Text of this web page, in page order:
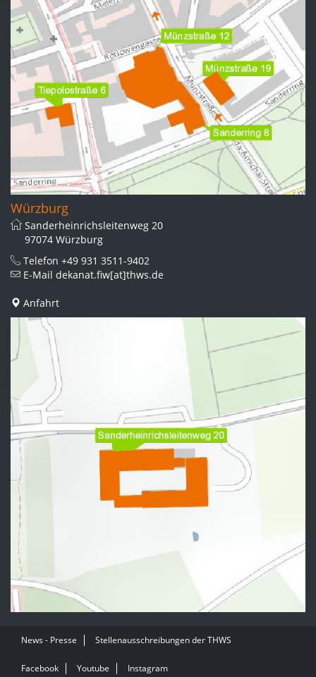
Würzburg
Sanderheinrichsleitenweg 20
97074 Würzburg
Telefon +49 931 3511-9402
E-Mail dekanat.fiw[at]thws.de
Anfahrt
News - Presse Stellenausschreibungen der THWS
Facebook Youtube Instagram